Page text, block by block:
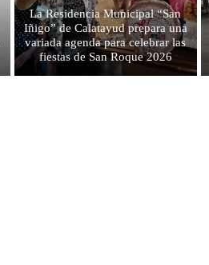
La Residencia Municipal “San
Iñigo” de Calatayud prepara una
variada agenda para celebrar las
fiestas de San Roque 2026